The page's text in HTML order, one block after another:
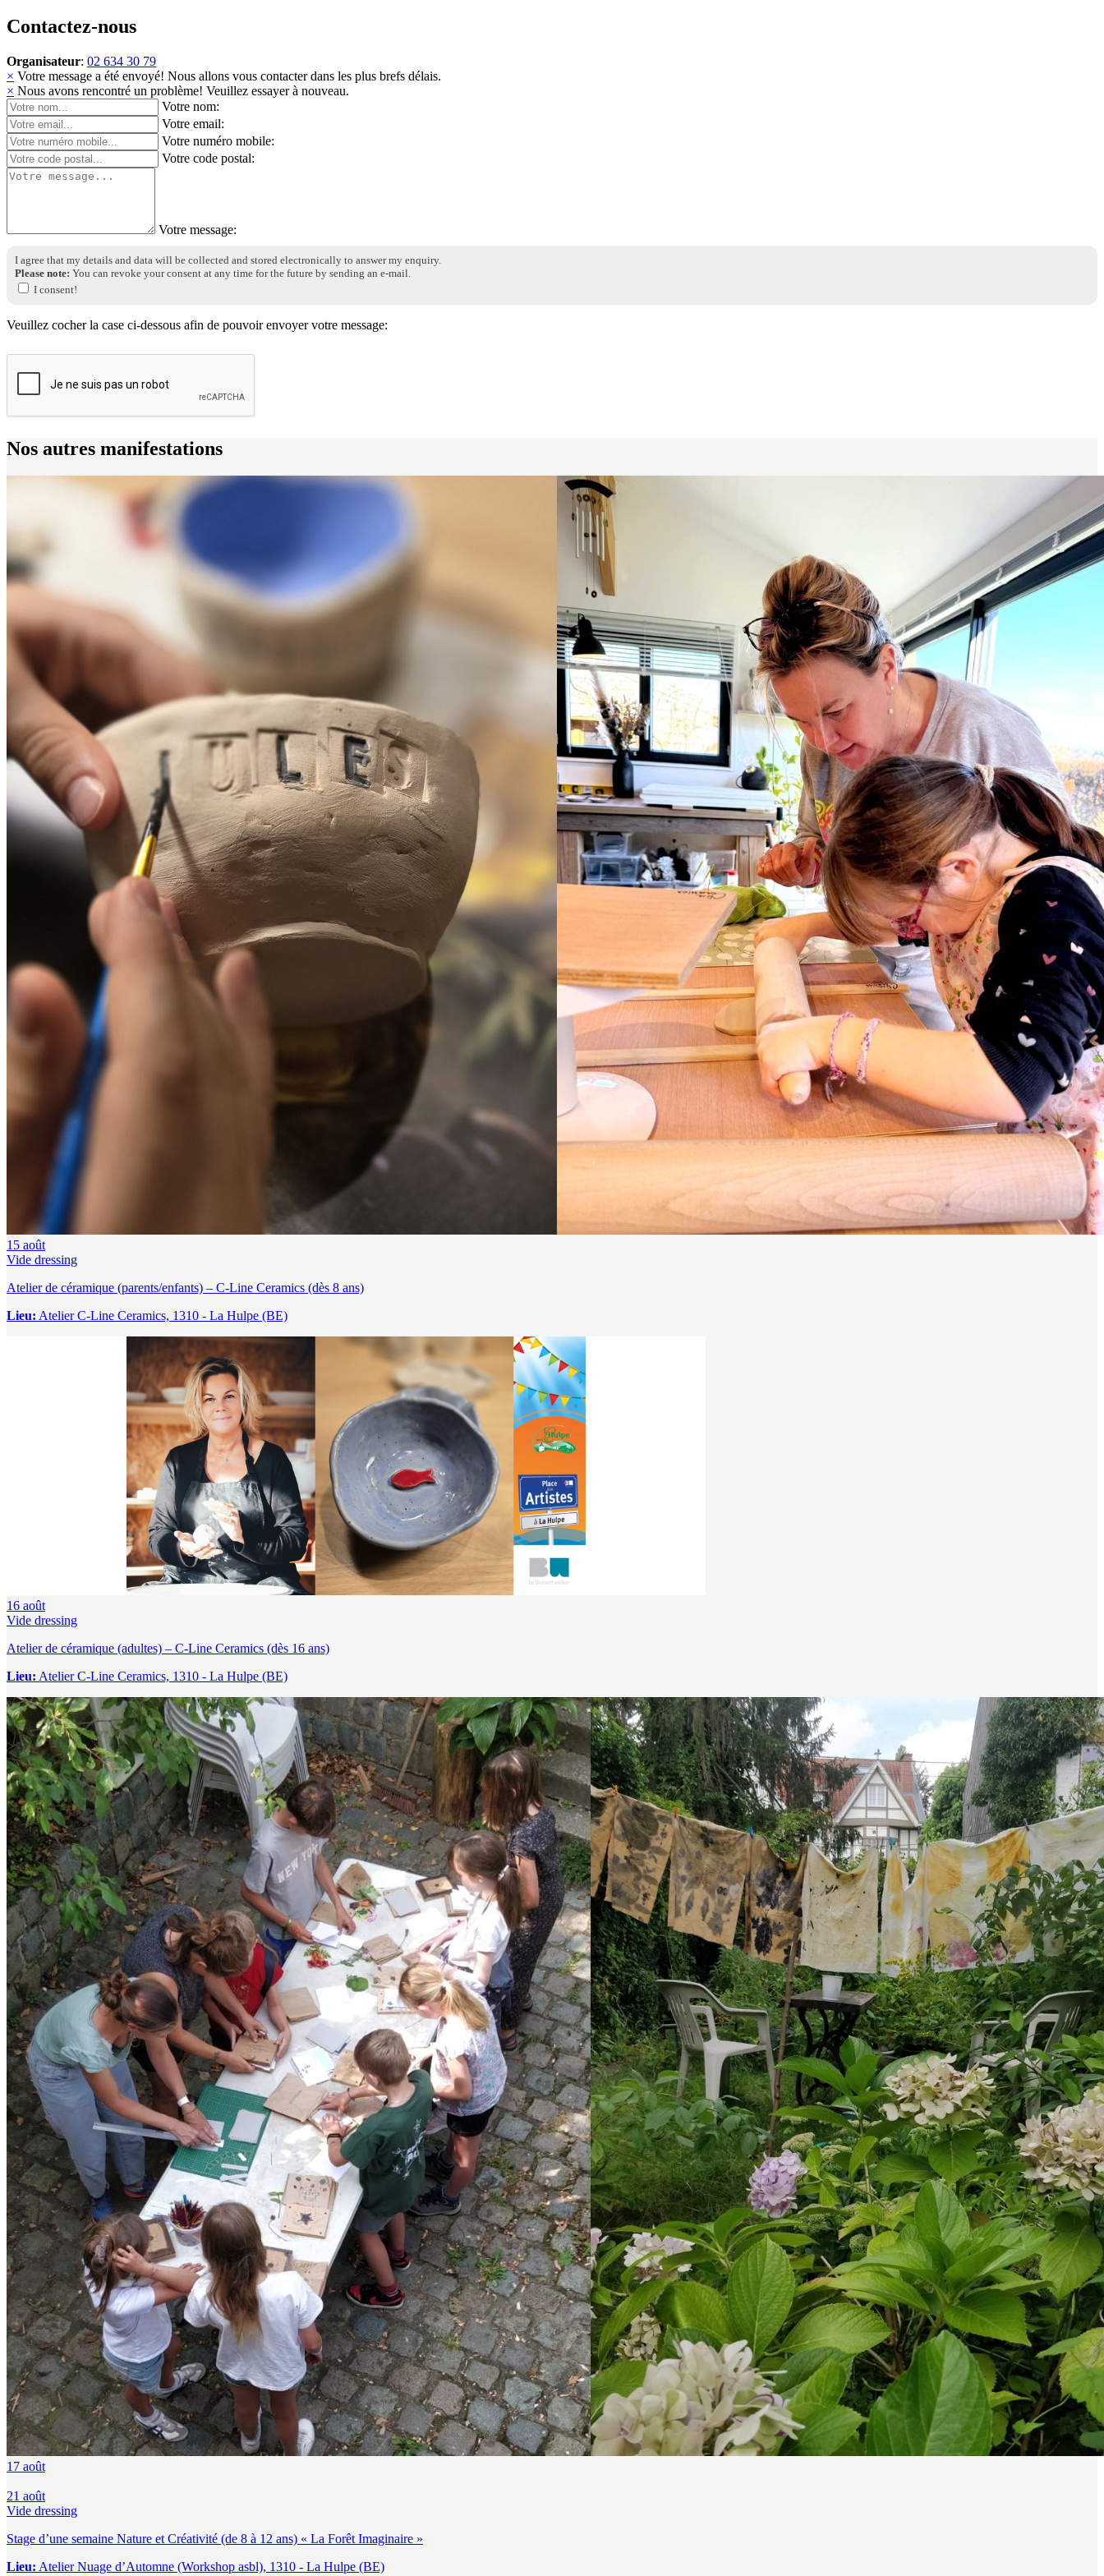
Contactez-nous
Organisateur: 02 634 30 79
× Votre message a été envoyé! Nous allons vous contacter dans les plus brefs délais.
× Nous avons rencontré un problème! Veuillez essayer à nouveau.
Votre nom:
Votre email:
Votre numéro mobile:
Votre code postal:
Votre message:
I agree that my details and data will be collected and stored electronically to answer my enquiry.
Please note: You can revoke your consent at any time for the future by sending an e‑mail.
I consent!
Veuillez cocher la case ci-dessous afin de pouvoir envoyer votre message:
Nos autres manifestations
15 août
Vide dressing
Atelier de céramique (parents/enfants) – C-Line Ceramics (dès 8 ans)
Lieu: Atelier C-Line Ceramics, 1310 - La Hulpe (BE)
16 août
Vide dressing
Atelier de céramique (adultes) – C-Line Ceramics (dès 16 ans)
Lieu: Atelier C-Line Ceramics, 1310 - La Hulpe (BE)
17 août
21 août
Vide dressing
Stage d’une semaine Nature et Créativité (de 8 à 12 ans) « La Forêt Imaginaire »
Lieu: Atelier Nuage d’Automne (Workshop asbl), 1310 - La Hulpe (BE)